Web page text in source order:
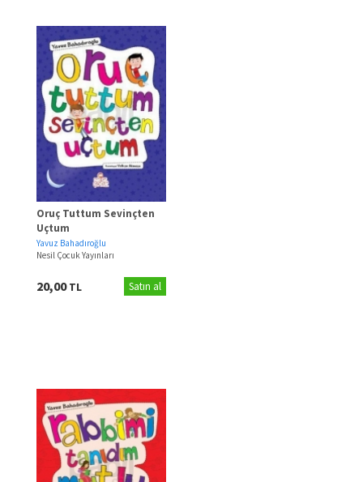
Oruç Tuttum Sevinçten
Uçtum
Yavuz Bahadıroğlu
Nesil Çocuk Yayınları
20,00TL Satın al